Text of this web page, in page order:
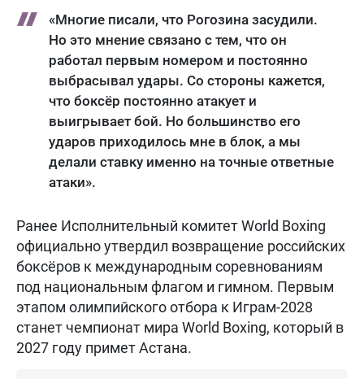
«Многие писали, что Рогозина засудили.
Но это мнение связано с тем, что он
работал первым номером и постоянно
выбрасывал удары. Со стороны кажется,
что боксёр постоянно атакует и
выигрывает бой. Но большинство его
ударов приходилось мне в блок, а мы
делали ставку именно на точные ответные
атаки».
Ранее Исполнительный комитет World Boxing
официально утвердил возвращение российских
боксёров к международным соревнованиям
под национальным флагом и гимном. Первым
этапом олимпийского отбора к Играм-2028
станет чемпионат мира World Boxing, который в
2027 году примет Астана.